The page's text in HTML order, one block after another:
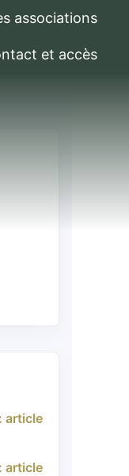
associations
et accès
article
article